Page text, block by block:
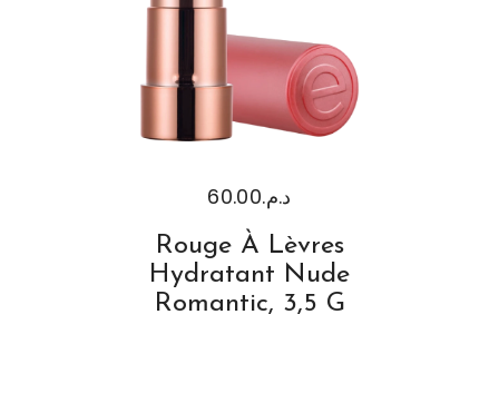
د.م.60.00
Rouge À Lèvres
Hydratant Nude
Romantic, 3,5 G